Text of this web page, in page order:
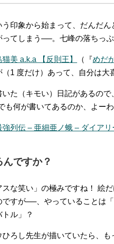
印象から始まって、だんだ
てしまう──。七峰の落ちっぷ
猫美 a.k.a 【反則王】 （『めだ
1 度だけ）あって、自分は大
た（キモい）日記があるので
何が書いてあるのか、よーわ
強列伝 – 亜細亜ノ蛾 – ダイアリ
ですか？
な笑い」の極みですね！ 絵
ですが──、やっていることは
ル」？
ろし先生が描いていたら、